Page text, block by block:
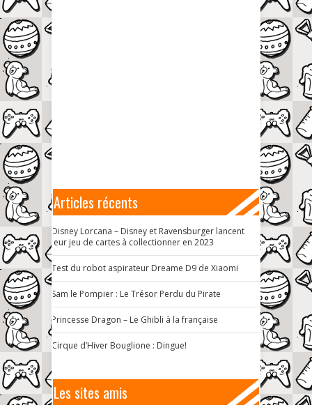
Articles récents
Disney Lorcana – Disney et Ravensburger lancent
leur jeu de cartes à collectionner en 2023
Test du robot aspirateur Dreame D9 de Xiaomi
Sam le Pompier : Le Trésor Perdu du Pirate
Princesse Dragon – Le Ghibli à la française
Cirque d’Hiver Bouglione : Dingue!
Les sites amis